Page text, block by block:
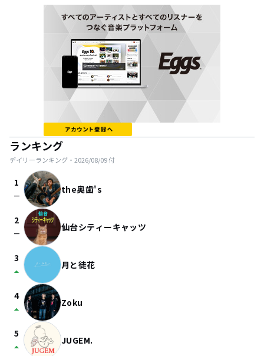
ランキング
デイリーランキング・ 2026/08/09付
1
check_indeterminate_small the奥歯's
2
check_indeterminate_small 仙台シティーキャッツ
3
arrow_drop_up 月と徒花
4
arrow_drop_up Zoku
5
arrow_drop_up JUGEM.